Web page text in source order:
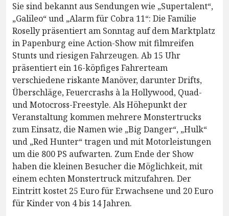
Sie sind bekannt aus Sendungen wie „Supertalent“,
„Galileo“ und „Alarm für Cobra 11“: Die Familie
Roselly präsentiert am Sonntag auf dem Marktplatz
in Papenburg eine Action-Show mit filmreifen
Stunts und riesigen Fahrzeugen. Ab 15 Uhr
präsentiert ein 16-köpfiges Fahrerteam
verschiedene riskante Manöver, darunter Drifts,
Überschläge, Feuercrashs à la Hollywood, Quad-
und Motocross-Freestyle. Als Höhepunkt der
Veranstaltung kommen mehrere Monstertrucks
zum Einsatz, die Namen wie „Big Danger“, „Hulk“
und „Red Hunter“ tragen und mit Motorleistungen
um die 800 PS aufwarten. Zum Ende der Show
haben die kleinen Besucher die Möglichkeit, mit
einem echten Monstertruck mitzufahren. Der
Eintritt kostet 25 Euro für Erwachsene und 20 Euro
für Kinder von 4 bis 14 Jahren.